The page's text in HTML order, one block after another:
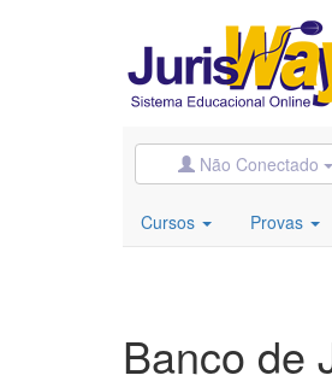
Não Conectado
Cursos Provas
Banco de